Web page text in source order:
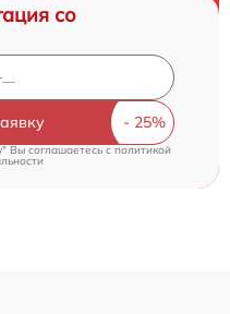
со
Вы соглашаетесь cполитикой